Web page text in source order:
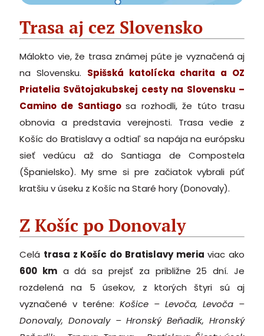
Trasa aj cez Slovensko
Málokto vie, že trasa známej púte je vyznačená aj
na Slovensku. Spišská katolícka charita a OZ
Priatelia Svätojakubskej cesty na Slovensku –
Camino de Santiago sa rozhodli, že túto trasu
obnovia a predstavia verejnosti. Trasa vedie z
Košíc do Bratislavy a odtiaľ sa napája na európsku
sieť vedúcu až do Santiaga de Compostela
(Španielsko). My sme si pre začiatok vybrali púť
kratšiu v úseku z Košíc na Staré hory (Donovaly).
Z Košíc po Donovaly
Celá trasa z Košíc do Bratislavy meria viac ako
600 kma dá sa prejsť za približne 25 dní. Je
rozdelená na 5 úsekov, z ktorých štyri sú aj
vyznačené v teréne: Košice – Levoča, Levoča –
Donovaly, Donovaly – Hronský Beňadik, Hronský